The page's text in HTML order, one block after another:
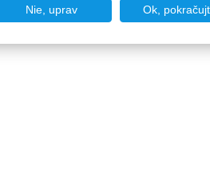
Nie, uprav Ok,